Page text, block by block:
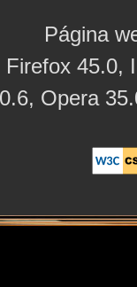
Página
45.0,
Opera